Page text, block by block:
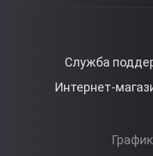
Служба
Интернет-